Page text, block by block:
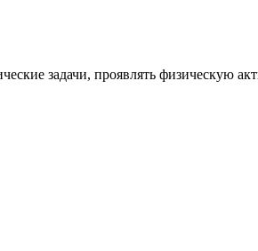
задачи, проявлять физическую